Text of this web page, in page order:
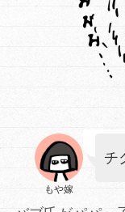
もや嫁
チ